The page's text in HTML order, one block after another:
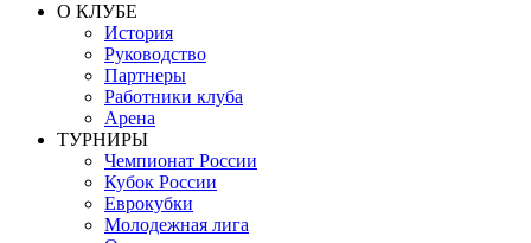
О КЛУБЕ
История
Руководство
Партнеры
Работники клуба
Арена
ТУРНИРЫ
Чемпионат России
Кубок России
Еврокубки
Молодежная лига